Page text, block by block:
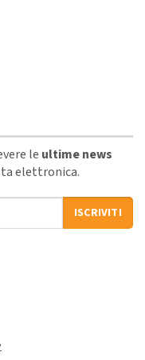
le ultime news
elettronica.
ISCRIVITI